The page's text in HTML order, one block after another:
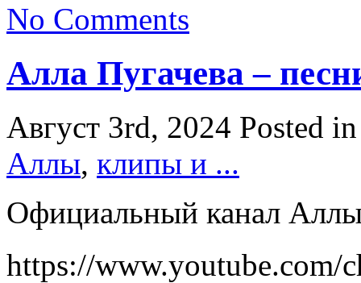
No Comments
Алла Пугачева –
Август 3rd, 2024 Posted
Аллы, клипы и ...
Официальный канал
https://